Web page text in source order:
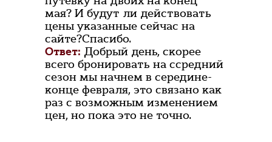
мая? И будут ли действовать
цены указанные сейчас на
сайте?Спасибо.
Ответ: Добрый день, скорее
всего бронировать на ссредний
сезон мы начнем в середине-
конце февраля, это связано как
раз с возможным изменением
цен, но пока это не точно.